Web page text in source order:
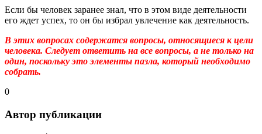
Если бы человек заранее знал, что в этом виде деятельности
его ждет успех, то он бы избрал увлечение как деятельность.
В этих вопросах содержатся вопросы, относящиеся к цели
человека. Следует ответить на все вопросы, а не только на
один, поскольку это элементы пазла, который необходимо
собрать.
0
Автор публикации